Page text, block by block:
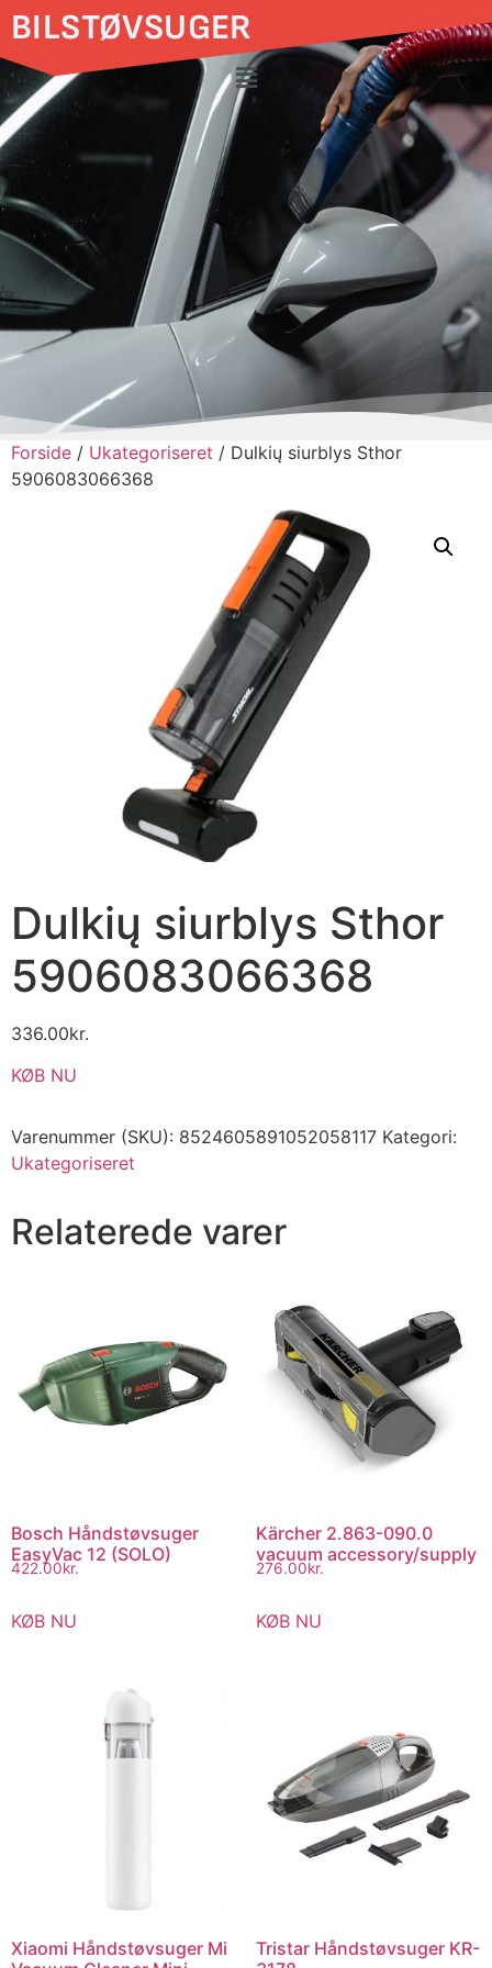
BILSTØVSUGER
Forside / Ukategoriseret / Dulkių siurblys Sthor
5906083066368
Dulkių siurblys Sthor
5906083066368
336.00kr.
KØB NU
Varenummer (SKU): 8524605891052058117 Kategori:
Ukategoriseret
Relaterede varer
Bosch Håndstøvsuger
EasyVac 12 (SOLO)
422.00kr.
KØB NU
Kärcher 2.863-090.0
vacuum accessory/supply
276.00kr.
KØB NU
Xiaomi Håndstøvsuger Mi
Tristar Håndstøvsuger KR-